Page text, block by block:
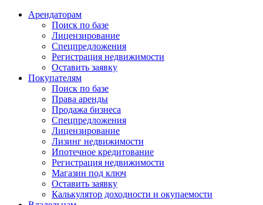
Арендаторам
Поиск по базе
Лицензирование
Спецпредложения
Регистрация недвижимости
Оставить заявку
Покупателям
Поиск по базе
Права аренды
Продажа бизнеса
Спецпредложения
Лицензирование
Лизинг недвижимости
Ипотечное кредитование
Регистрация недвижимости
Магазин под ключ
Оставить заявку
Калькулятор доходности и окупаемости